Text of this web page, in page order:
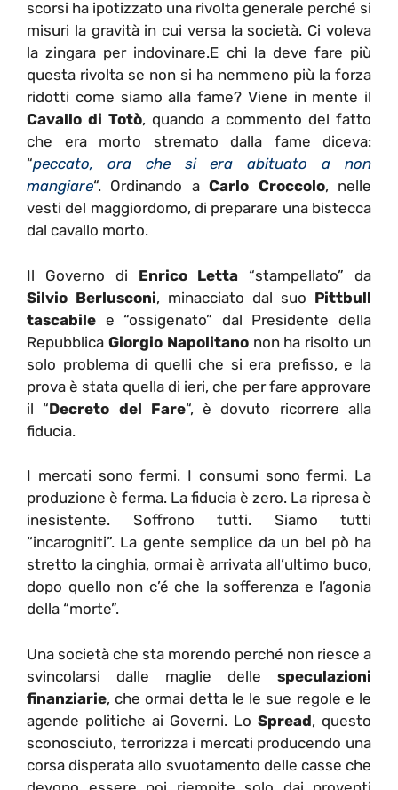
scorsi ha ipotizzato una rivolta generale perché si
misuri la gravità in cui versa la società. Ci voleva
la zingara per indovinare.E chi la deve fare più
questa rivolta se non si ha nemmeno più la forza
ridotti come siamo alla fame? Viene in mente il
Cavallo di Totò, quando a commento del fatto
che era morto stremato dalla fame diceva:
“peccato, ora che si era abituato a non
mangiare“. Ordinando aCarlo Croccolo, nelle
vesti del maggiordomo, di preparare una bistecca
dal cavallo morto.
Il Governo di Enrico Letta “stampellato” da
Silvio Berlusconi, minacciato dal suo Pittbull
tascabile e “ossigenato” dal Presidente della
Repubblica Giorgio Napolitanonon ha risolto un
solo problema di quelli che si era prefisso, e la
prova è stata quella di ieri, che per fare approvare
il “Decreto del Fare“, è dovuto ricorrere alla
fiducia.
I mercati sono fermi. I consumi sono fermi. La
produzione è ferma. La fiducia è zero. La ripresa è
inesistente. Soffrono tutti. Siamo tutti
“incarogniti”. La gente semplice da un bel pò ha
stretto la cinghia, ormai è arrivata all’ultimo buco,
dopo quello non c’é che la sofferenza e l’agonia
della “morte”.
Una società che sta morendo perché non riesce a
svincolarsi dalle maglie delle speculazioni
finanziarie, che ormai detta le le sue regole e le
agende politiche ai Governi. Lo Spread, questo
sconosciuto, terrorizza i mercati producendo una
corsa disperata allo svuotamento delle casse che